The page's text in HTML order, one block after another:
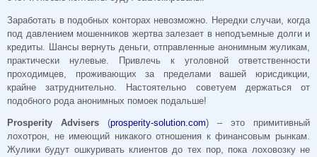
Заработать в подобных конторах невозможно. Нередки случаи, когда
под давлением мошенников жертва залезает в неподъемные долги и
кредиты. Шансы вернуть деньги, отправленные анонимным жуликам,
практически нулевые. Привлечь к уголовной ответственности
проходимцев, проживающих за пределами вашей юрисдикции,
крайне затруднительно. Настоятельно советуем держаться от
подобного рода анонимных помоек подальше!
Prosperity Advisers (prosperity-solution.com) – это примитивный
лохотрон, не имеющий никакого отношения к финансовым рынкам.
Жулики будут ошкуривать клиентов до тех пор, пока лоховозку не